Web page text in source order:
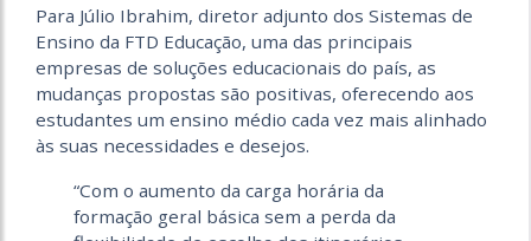
Para Júlio Ibrahim, diretor adjunto dos Sistemas de
Ensino da FTD Educação, uma das principais
empresas de soluções educacionais do país, as
mudanças propostas são positivas, oferecendo aos
estudantes um ensino médio cada vez mais alinhado
às suas necessidades e desejos.
“Com o aumento da carga horária da
formação geral básica sem a perda da